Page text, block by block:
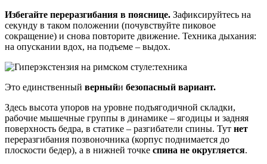
Избегайте переразгибания в пояснице. Зафиксируйтесь на
секунду в таком положении (почувствуйте пиковое
сокращение) и снова повторите движение. Техника дыхания:
на опускании вдох, на подъеме – выдох.
Это единственный верныйи безопасный вариант.
Здесь высота упоров на уровне подъягодичной складки,
рабочие мышечные группы в динамике – ягодицы и задняя
поверхность бедра, в статике – разгибатели спины. Тут нет
переразгибания позвоночника (корпус поднимается до
плоскости бедер), а в нижней точке спина не округляется.